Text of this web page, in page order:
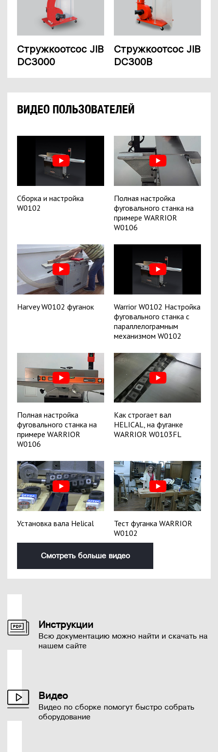
Стружкоотсос JIB
DC3000
Стружкоотсос JIB
DC300B
ВИДЕО ПОЛЬЗОВАТЕЛЕЙ
Сборка и настройка
W0102
Полная настройка
фуговального станка на
примере WARRIOR
W0106
Harvey W0102 фуганок
Warrior W0102 Настройка
фуговального станка с
параллелограмным
механизмом W0102
Полная настройка
фуговального станка на
примере WARRIOR
W0106
Как строгает вал
HELICAL, на фуганке
WARRIOR W0103FL
Установка вала Helical
Тест фуганка WARRIOR
W0102
Смотреть больше видео
Инструкции
Всю документацию можно найти и скачать на
нашем сайте
Видео
Видео по сборке помогут быстро собрать
оборудование